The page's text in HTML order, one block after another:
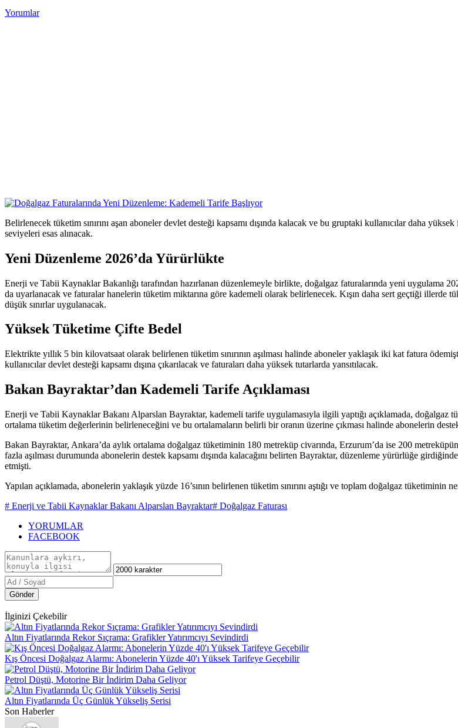
Yorumlar
Belirlenecek tüketim sınırını aşan aboneler devlet desteği kapsamı dışında kalacak ve bu gruptaki kullanıcılar daha
seviyeleri esas alınacak.
Yeni Düzenleme 2026’da Yürürlükte
Enerji ve Tabii Kaynaklar Bakanlığı tarafından hazırlanan düzenlemeyle birlikte, doğalgaz faturalarında yeni uygulama
da uyarlanacak ve faturalar hanelerin tüketim miktarına göre kademeli olarak belirlenecek. Kışın daha sert geçtiği illerde
düşük sınırlar uygulanacak.
Yüksek Tüketime Çifte Bedel
Elektrikte yıllık 5 bin kilovatsaat olarak belirlenen tüketim sınırının aşılması halinde aboneler yaklaşık iki kat fatura
kullanıcılar devlet desteği kapsamı dışına çıkarılacak ve faturaları daha yüksek tutarlarda yansıtılacak.
Bakan Bayraktar’dan Kademeli Tarife Açıklaması
Enerji ve Tabii Kaynaklar Bakanı Alparslan Bayraktar, kademeli tarife uygulamasıyla ilgili yaptığı açıklamada,
ortalama tüketim değerlerinin belirleneceğini ve bu ortalamaların belirli bir oranın üzerine çıkması halinde abonelerin destek
Bakan Bayraktar, Ankara’da aylık ortalama doğalgaz tüketiminin 180 metreküp civarında, Erzurum’da ise 200
fazla aşılması durumunda abonelerin destek kapsamı dışında kalacağını belirten Bayraktar, düzenleme yürürlüğe
etmişti.
Yapılan açıklamada, abonelerin yaklaşık yüzde 16’sının belirlenen tüketim sınırını aştığı ve toplam doğalgaz tüketiminin
# Enerji ve Tabii Kaynaklar Bakanı Alparslan Bayraktar# Doğalgaz Faturası
YORUMLAR
FACEBOOK
Gönder
İlginizi Çekebilir
Altın Fiyatlarında Rekor Sıçrama: Grafikler Yatırımcıyı Sevindirdi
Kış Öncesi Doğalgaz Alarmı: Abonelerin Yüzde 40'ı Yüksek Tarifeye Geçebilir
Petrol Düştü, Motorine Bir İndirim Daha Geliyor
Altın Fiyatlarında Üç Günlük Yükseliş Serisi
Son Haberler